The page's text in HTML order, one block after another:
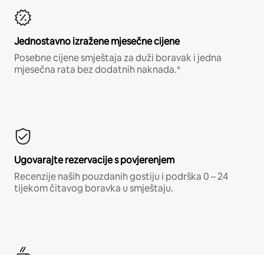
Jednostavno izražene mjesečne cijene
Posebne cijene smještaja za duži boravak i jedna
mjesečna rata bez dodatnih naknada.*
Ugovarajte rezervacije s povjerenjem
Recenzije naših pouzdanih gostiju i podrška 0 – 24
tijekom čitavog boravka u smještaju.